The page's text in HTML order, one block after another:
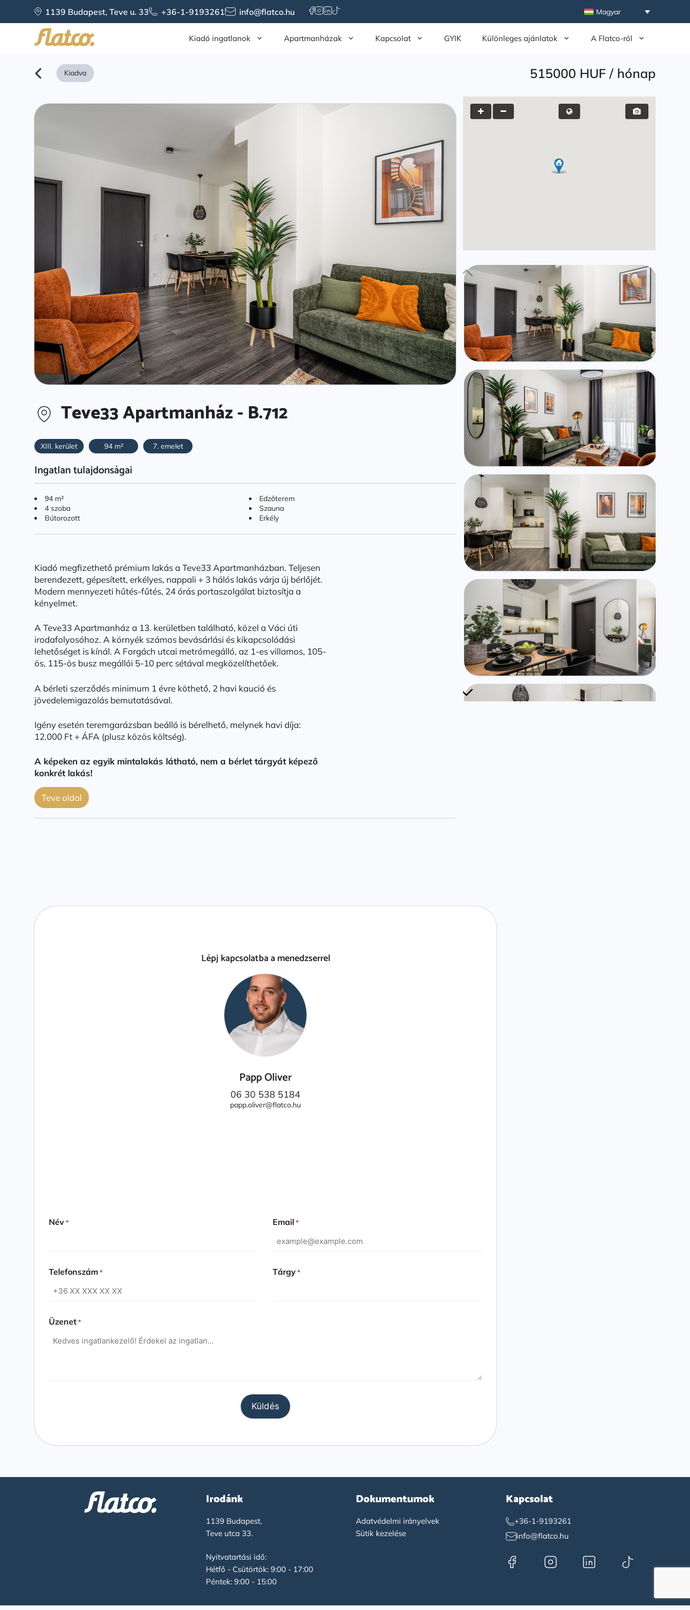
content
1139 Budapest, Teve u. 33 +36-1-9193261 info@flatco.hu Magyar
Kiadó ingatlanok Apartmanházak Kapcsolat GYIK Különleges ajánlatok A Flatco-ról
Kiadva 515000 HUF / hónap
Teve33 Apartmanház - B.712
XIII. kerület 94 m² 7. emelet
Ingatlan tulajdonságai
94 m²
4 szoba
Bútorozott
Edzőterem
Szauna
Erkély
Kiadó megfizethető prémium lakás a Teve33 Apartmanházban. Teljesen
berendezett, gépesített, erkélyes, nappali + 3 hálós lakás várja új bérlőjét.
Modern mennyezeti hűtés-fűtés, 24 órás portaszolgálat biztosítja a
kényelmet.
A Teve33 Apartmanház a 13. kerületben található, közel a Váci úti
irodafolyosóhoz. A környék számos bevásárlási és kikapcsolódási
lehetőséget is kínál. A Forgách utcai metrómegálló, az 1-es villamos, 105-
ös, 115-ös busz megállói 5-10 perc sétával megközelíthetőek.
A bérleti szerződés minimum 1 évre köthető, 2 havi kaució és
jövedelemigazolás bemutatásával.
Igény esetén teremgarázsban beálló is bérelhető, melynek havi díja:
12.000 Ft + ÁFA (plusz közös költség).
A képeken az egyik mintalakás látható, nem a bérlet tárgyát képező
konkrét lakás!
Teve oldal
Lépj kapcsolatba a menedzserrel
Papp Oliver
06 30 538 5184
papp.oliver@flatco.hu
Név * Email *
Telefonszám * Tárgy *
Üzenet *
Irodánk
1139 Budapest,
Teve utca 33.
Nyitvatartási idő:
Hétfő - Csütörtök: 9:00 - 17:00
Péntek: 9:00 - 15:00
Dokumentumok
Adatvédelmi irányelvek
Sütik kezelése
Kapcsolat
+36-1-9193261
info@flatco.hu